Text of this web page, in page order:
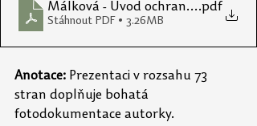
Málková - Úvod ochrana přírody a
.pdf
Stáhnout PDF • 3.26MB
Anotace: Prezentaci v rozsahu 73
stran doplňuje bohatá
fotodokumentace autorky.